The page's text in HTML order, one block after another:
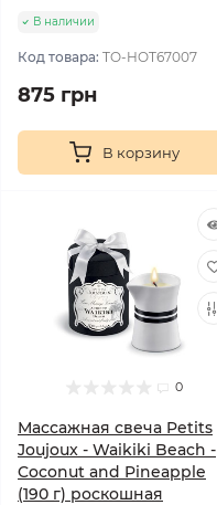
В наличии
Код товара: TO-HOT67007
875 грн
В корзину
0
Массажная свечa Petits
Joujoux - Waikiki Beach -
Coconut and Pineapple
(190 г) роскошная